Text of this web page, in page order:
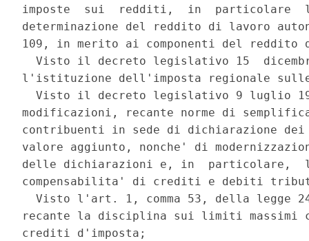
imposte  sui  redditi,  in
determinazione del reddito di lavoro
109, in merito ai componenti del reddito
Visto il decreto legislativo 15
l'istituzione dell'imposta regionale
Visto il decreto legislativo 9 luglio
modificazioni, recante norme di
contribuenti in sede di dichiarazione
valore aggiunto, nonche' di
delle dichiarazioni e, in  particolare,
compensabilita' di crediti e debiti
Visto l'art. 1, comma 53, della legge
recante la disciplina sui limiti massimi
crediti d'imposta;